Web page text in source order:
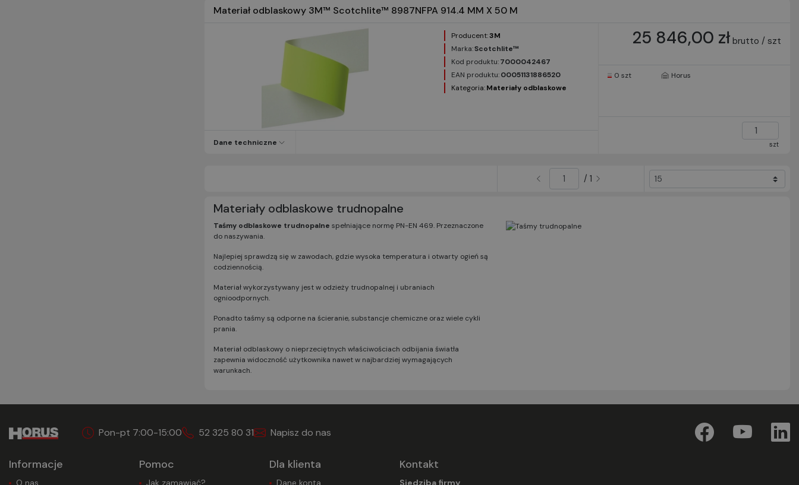
Materiał odblaskowy 3M™ Scotchlite™ 8987NFPA 914.4 MM X 50 M
Producent:3M
Marka:Scotchlite™
Kod produktu:7000042467
EAN produktu:00051131886520
Kategoria:Materiały odblaskowe
Dane techniczne
25 846,00 zł brutto / szt
0 szt Horus
szt
/ 1
Materiały odblaskowe trudnopalne
Taśmy odblaskowe trudnopalne spełniające normę PN-EN 469. Przeznaczone
do naszywania.
Najlepiej sprawdzą się w zawodach, gdzie wysoka temperatura i otwarty ogień są
codziennością.
Materiał wykorzystywany jest w odzieży trudnopalnej i ubraniach
ognioodpornych.
Ponadto taśmy są odporne na ścieranie, substancje chemiczne oraz wiele cykli
prania.
Materiał odblaskowy o nieprzeciętnych właściwościach odbijania światła
zapewnia widoczność użytkownika nawet w najbardziej wymagających
warunkach.
Pon-pt 7:00-15:00 52 325 80 31 Napisz do nas
Informacje
O nas
Pomoc
Jak zamawiać?
Dla klienta
Dane konta
Kontakt
Siedziba firmy